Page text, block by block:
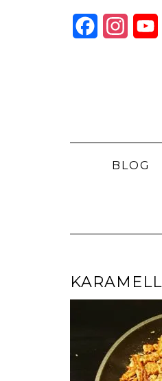
Facebook
BLOG